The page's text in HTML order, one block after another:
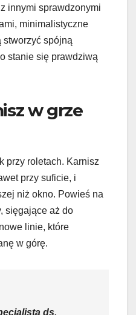
innymi sprawdzonymi
minimalistyczne
stworzyć spójną
stanie się prawdziwą
w grze
przy roletach. Karnisz
przy suficie, i
niż okno. Powieś na
sięgające aż do
linie, które
w górę.
ds.